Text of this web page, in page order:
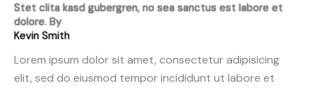
Stet clita kasd gubergren, no sea sanctus est labore et
dolore. By
Kevin Smith
Lorem ipsum dolor sit amet, consectetur adipisicing
elit, sed do eiusmod tempor incididunt ut labore et